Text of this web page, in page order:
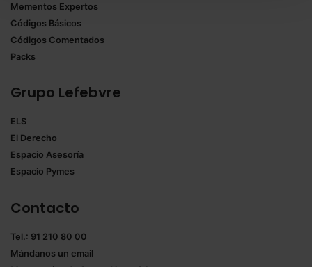
seleccionar solo aquellas que quieras permitir en tu
navegador. Si no seleccionas ninguna utilizaremos
Mementos Expertos
Códigos Básicos
Códigos Comentados
Packs
Grupo Lefebvre
ELS
El Derecho
Espacio Asesoría
Espacio Pymes
Contacto
Tel.: 91 210 80 00
Mándanos un email